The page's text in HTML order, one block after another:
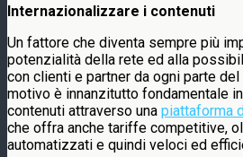
Internazionalizzare i contenuti
Un fattore che diventa sempre più
potenzialità della rete ed alla
con clienti e partner da ogni parte
motivo è innanzitutto fondamentale
contenuti attraverso una piattaforma
che offra anche tariffe competitive,
automatizzati e quindi veloci ed